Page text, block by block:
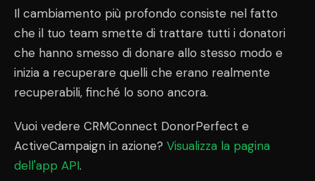
Il cambiamento più profondo consiste nel fatto
che il tuo team smette di trattare tutti i donatori
che hanno smesso di donare allo stesso modo e
inizia a recuperare quelli che erano realmente
recuperabili, finché lo sono ancora.
Vuoi vedere CRMConnect DonorPerfect e
ActiveCampaign in azione? Visualizza la pagina
dell'app API.